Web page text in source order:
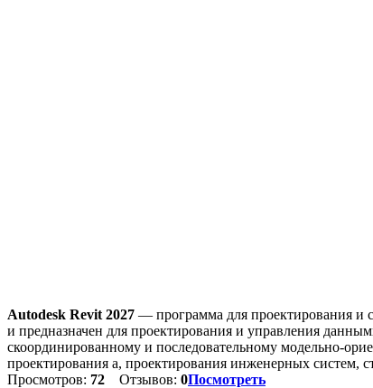
Autodesk Revit 2027 — программа для проектирования и
и предназначен для проектирования и управления
скоординированному и последовательному модельно-
проектирования а, проектирования инженерных систем,
Просмотров: 72 Отзывов: 0Посмотреть